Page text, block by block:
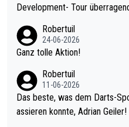
Development- Tour
mal 40+ erst recht. Da gewinnst keinen Blumentopf - ist ja noc
h krasser wie ein Pokalspiel eines Kreisligisten vs einem Bund
Robertuil
24-06-2026
Ganz tolle Aktion!
Robertuil
11-06-2026
Das beste, was dem Darts-
assieren konnte, Adrian